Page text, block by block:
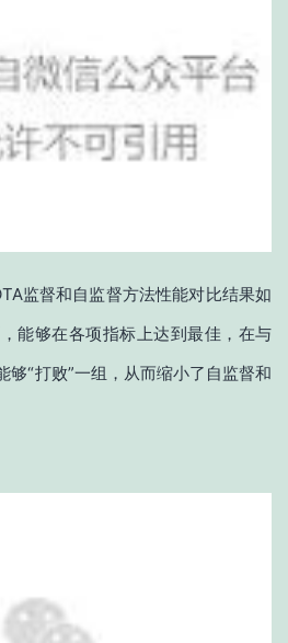
监督和自监督方法性能对比结果如
能够在各项指标上达到最佳，在与
够“打败”一组，从而缩小了自监督和